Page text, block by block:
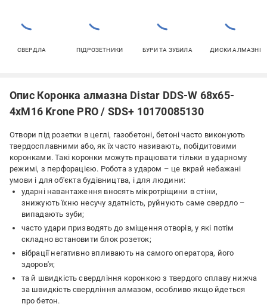
СВЕРДЛА ПІДРОЗЕТНИКИ БУРИ ТА ЗУБИЛА ДИСКИ АЛМАЗНІ
Опис Коронка алмазна Distar DDS-W 68x65-
4xM16 Krone PRO / SDS+ 10170085130
Отвори під розетки в цеглі, газобетоні, бетоні часто виконують
твердосплавними або, як їх часто називають, побідитовими
коронками. Такі коронки можуть працювати тільки в ударному
режимі, з перфорацією. Робота з ударом – це вкрай небажані
умови і для об'єкта будівництва, і для людини:
ударні навантаження вносять мікротріщини в стіни,
знижують їхню несучу здатність, руйнують саме свердло –
випадають зуби;
часто удари призводять до зміщення отворів, у які потім
складно встановити блок розеток;
вібрації негативно впливають на самого оператора, його
здоров'я;
та й швидкість свердління коронкою з твердого сплаву нижча
за швидкість свердління алмазом, особливо якщо йдеться
про бетон.